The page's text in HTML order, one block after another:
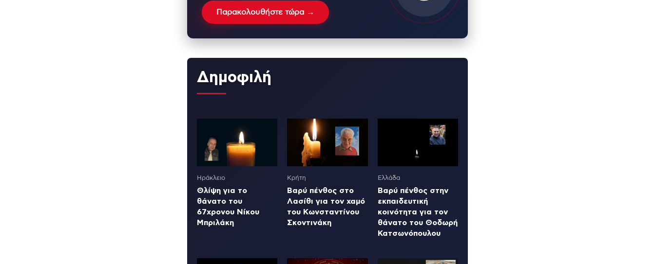
Παρακολουθήστε τώρα →
Δημοφιλή
Ηράκλειο
Θλίψη για το
θάνατο του
67χρονου Νίκου
Μπριλάκη
Κρήτη
Βαρύ πένθος στο
Λασίθι για τον χαμό
του Κωνσταντίνου
Σκοντινάκη
Ελλάδα
Βαρύ πένθος στην
εκπαιδευτική
κοινότητα για τον
θάνατο του Θοδωρή
Κατσωνόπουλου